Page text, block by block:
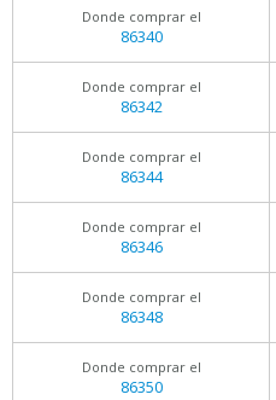
Donde comprar el
86340
Donde comprar el
86342
Donde comprar el
86344
Donde comprar el
86346
Donde comprar el
86348
Donde comprar el
86350